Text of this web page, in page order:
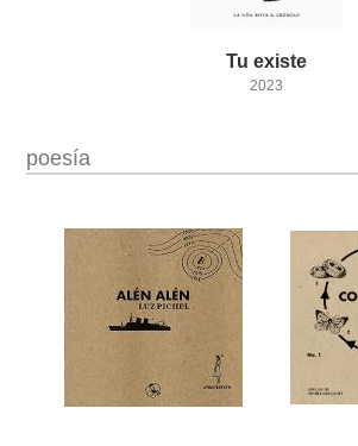
Tu existe
2023
poesía